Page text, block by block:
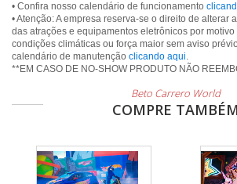
• Confira nosso calendário de funcionamento
• Atenção: A empresa reserva-se o direito de alterar
das atrações e equipamentos eletrônicos por
condições climáticas ou força maior sem aviso
calendário de manutenção clicando aqui.
Beto Carrero World
COMPRE